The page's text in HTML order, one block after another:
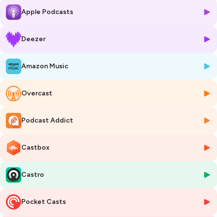
Et le second vous permettra de réaliser un rhum planteur de grande
Cheers, et bonnes vacances !
Pour découvrir Le Quatrième Tiers
🍸 Et son adresse 🍸
10, Rue Roucher 34 000 Montpellier
Du Mardi au Samedi de 19h à 1h
🍇 Si vous souhaitez en apprendre plus sur l’univers des vins, des
spiritueux, rejoignez-nous sur Speakeasy : www.pleasespeakeasy.fr 🍇
🔥 Donnez un peu de force au podcast. En 30 secondes (et
gratuitement).
1. Abonnez-vous pour ne rien louper 🔔
2. Laissez un avis + 5 étoiles (⭐⭐⭐⭐⭐) sur la page
Apple Podcasts
Deezer
Amazon Music
Overcast
Podcast Addict
Castbox
Castro
Pocket Casts